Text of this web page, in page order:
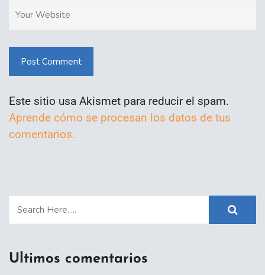
Post Comment
Este sitio usa Akismet para reducir el spam.
Aprende cómo se procesan los datos de tus
comentarios.
Ultimos comentarios